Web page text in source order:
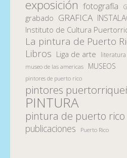
exposición fotografía
grabado GRAFICA
Instituto de Cultura
La pintura de Puerto
Libros Liga de arte literatura
museo de las americas MUSEOS
pintores de puerto rico
pintores
PINTURA
pintura de puerto rico
publicaciones Puerto Rico